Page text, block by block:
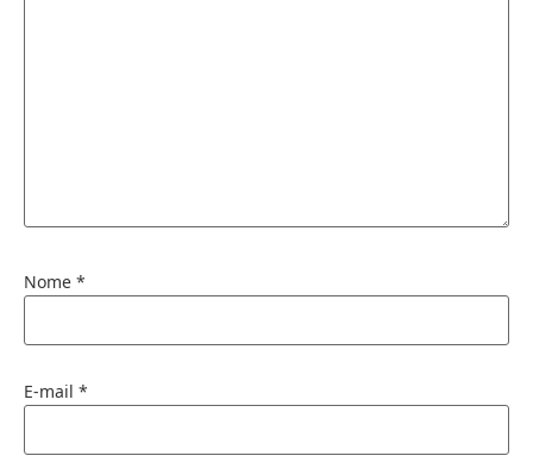
Nome *
E-mail *